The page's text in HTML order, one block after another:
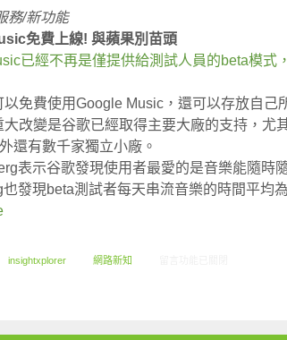
務/新功能
免費上線! 與蘋果別苗頭
已經不再是僅提供給測試人員的beta模式
免費使用Google Music，還可以存放自己
改變是谷歌已經取得主要大廠的支持，尤
還有數千家獨立小廠。
表示谷歌發現使用者最愛的是音樂能隨時
發現beta測試者每天串流音樂的時間平均
insightxplorer 網路新知